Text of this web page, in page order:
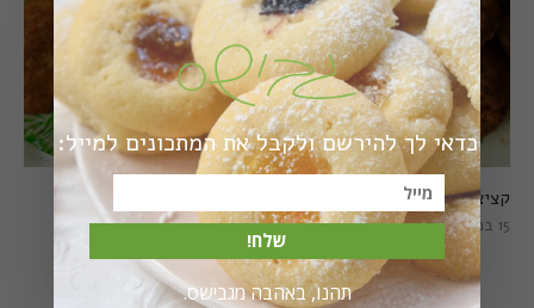
קציצות כרישה טבעוניות
מושלמות
20 במרץ 2018
קציצות כרישה מושלמות
15 במרץ 2018
כדאי לך להירשם ולקבל את המתכונים למייל:
שלח!
תהנו, באהבה מגבישס.